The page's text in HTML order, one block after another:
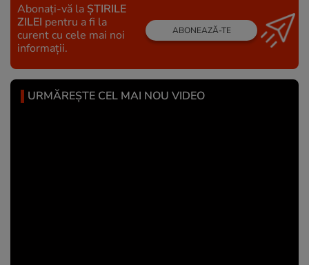
Abonați-vă la ȘTIRILE
ZILEI pentru a fi la
curent cu cele mai noi
informații.
ABONEAZĂ-TE
URMĂREȘTE CEL MAI NOU VIDEO